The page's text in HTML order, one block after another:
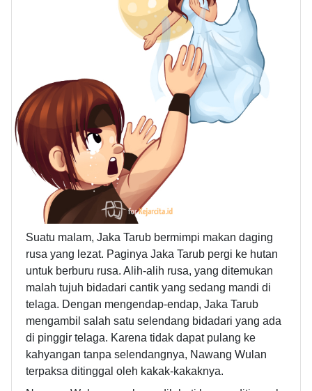
Suatu malam, Jaka Tarub bermimpi makan daging
rusa yang lezat. Paginya Jaka Tarub pergi ke hutan
untuk berburu rusa. Alih-alih rusa, yang ditemukan
malah tujuh bidadari cantik yang sedang mandi di
telaga. Dengan mengendap-endap, Jaka Tarub
mengambil salah satu selendang bidadari yang ada
di pinggir telaga. Karena tidak dapat pulang ke
kahyangan tanpa selendangnya, Nawang Wulan
terpaksa ditinggal oleh kakak-kakaknya.